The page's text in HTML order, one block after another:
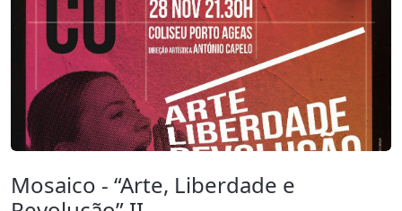
Mosaico - “Arte, Liberdade e